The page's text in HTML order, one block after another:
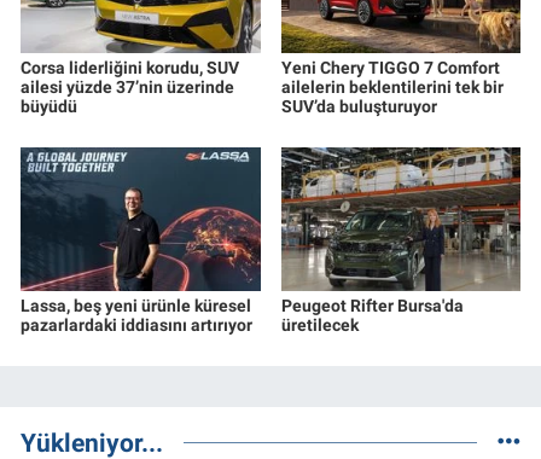
Corsa liderliğini korudu, SUV
ailesi yüzde 37’nin üzerinde
büyüdü
Yeni Chery TIGGO 7 Comfort
ailelerin beklentilerini tek bir
SUV’da buluşturuyor
Lassa, beş yeni ürünle küresel
pazarlardaki iddiasını artırıyor
Peugeot Rifter Bursa'da
üretilecek
Yükleniyor...